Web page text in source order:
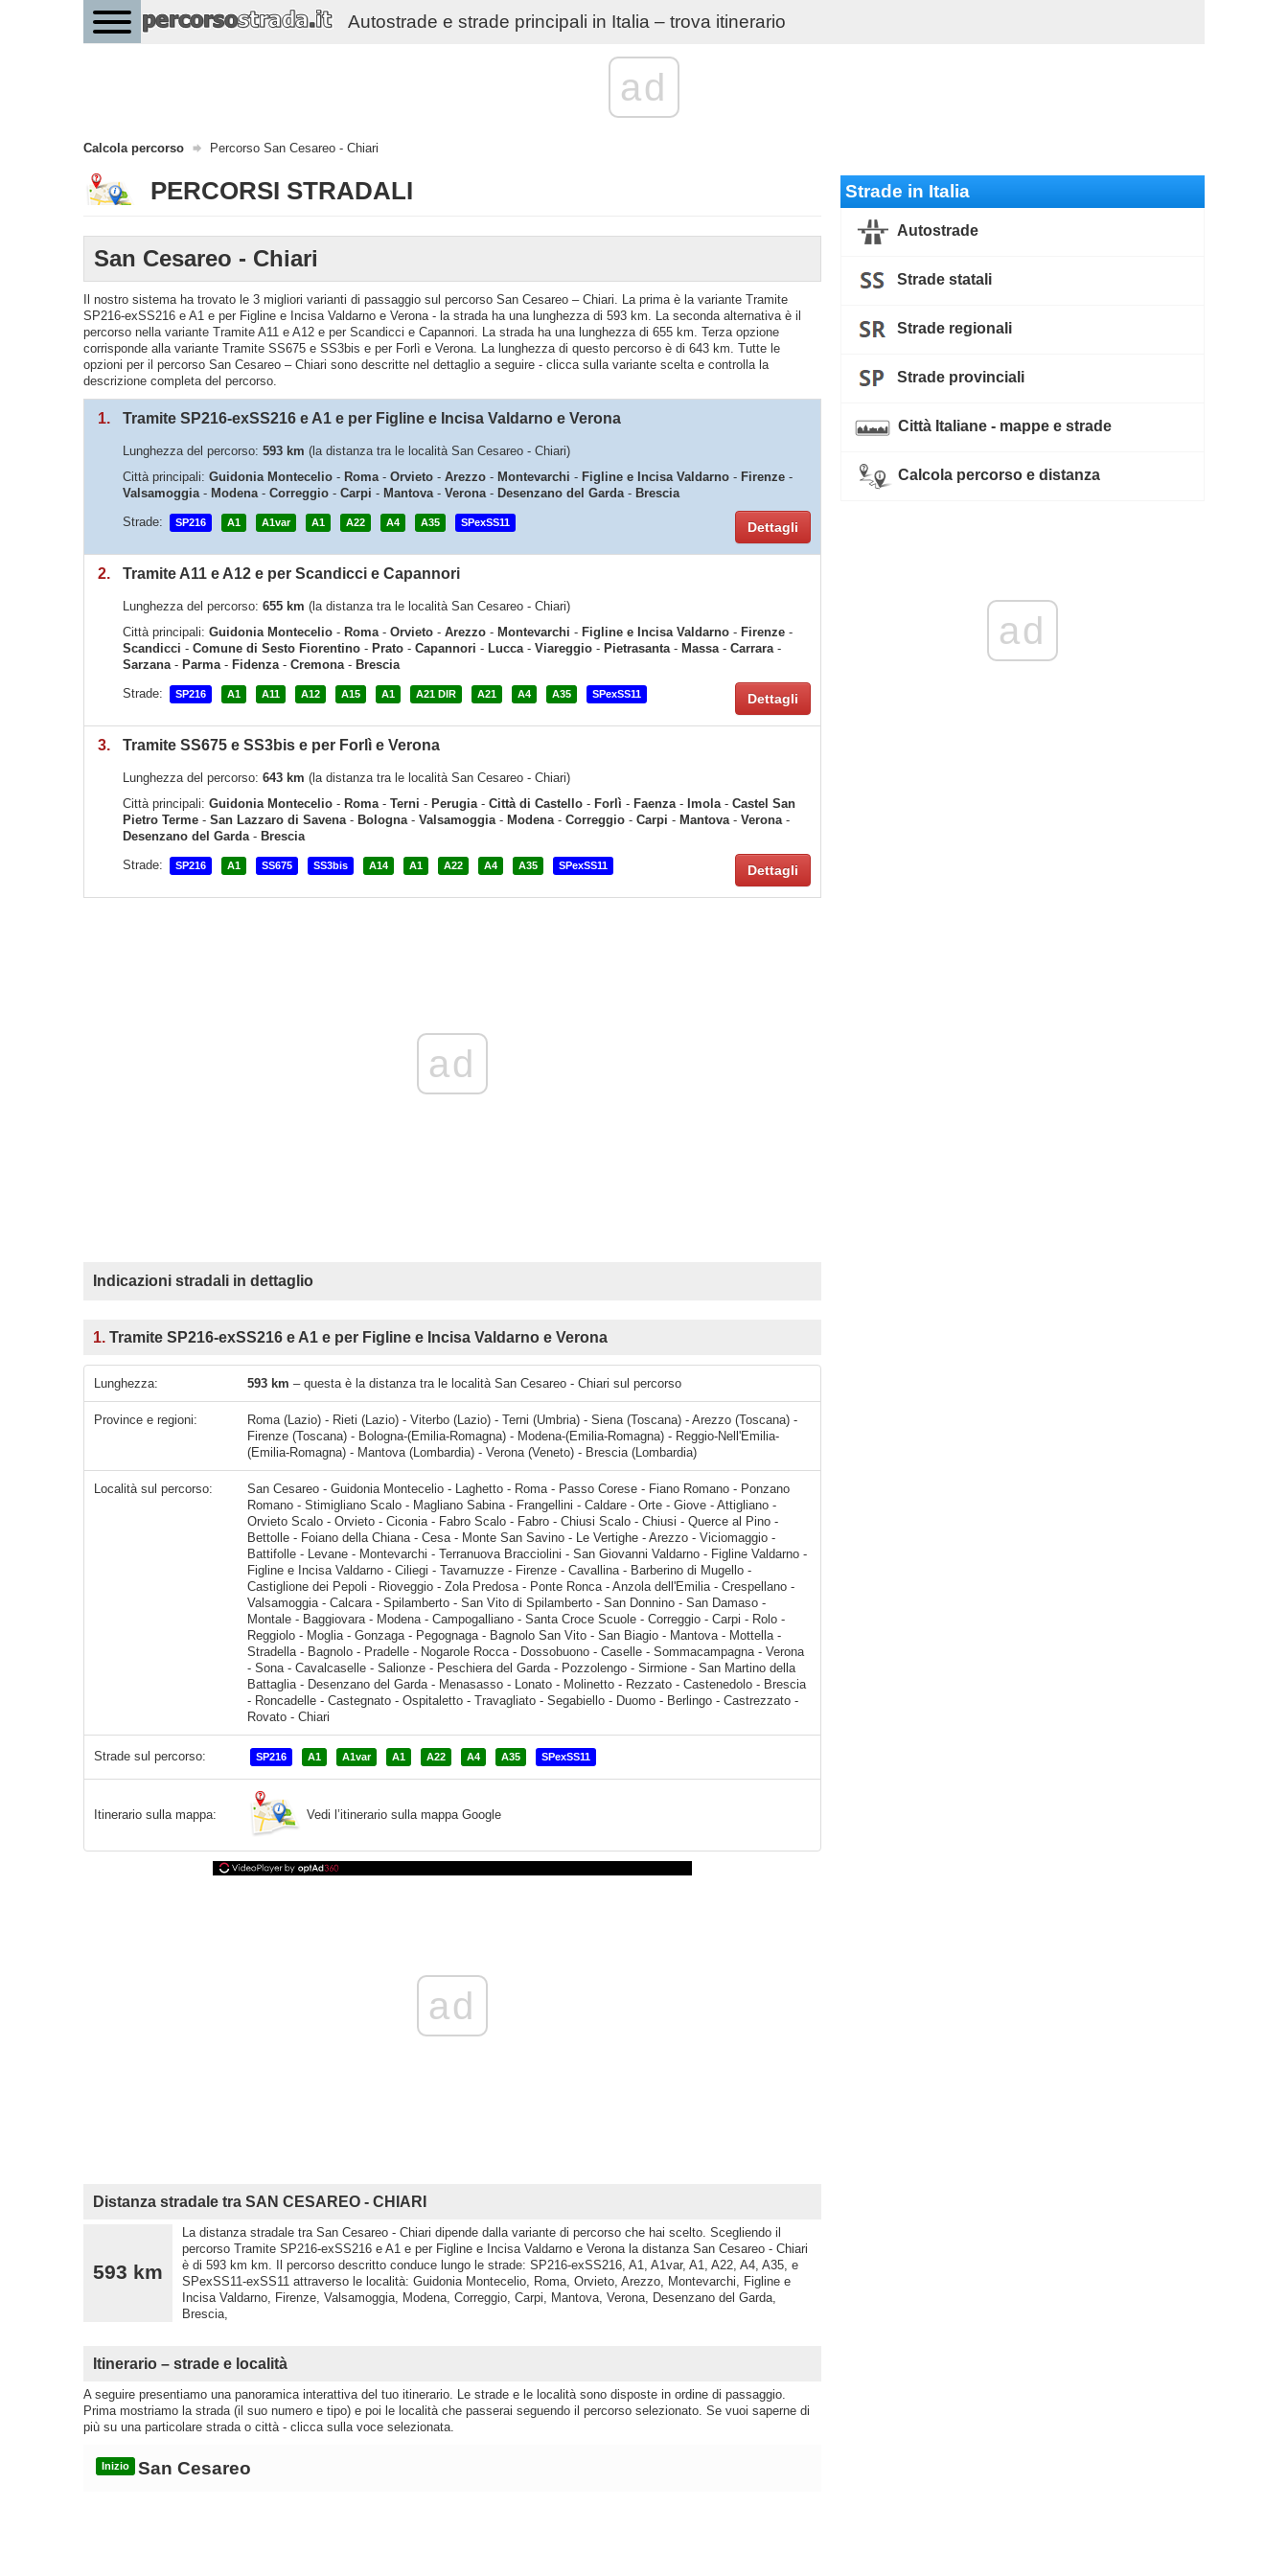
Autostrade e strade principali in Italia – trova itinerario
ad
Calcola percorso Percorso San Cesareo - Chiari
PERCORSI STRADALI
San Cesareo - Chiari
Il nostro sistema ha trovato le 3 migliori varianti di passaggio sul percorso San Cesareo – Chiari. La prima è la variante Tramite
SP216-exSS216 e A1 e per Figline e Incisa Valdarno e Verona - la strada ha una lunghezza di 593 km. La seconda alternativa è il
percorso nella variante Tramite A11 e A12 e per Scandicci e Capannori. La strada ha una lunghezza di 655 km. Terza opzione
corrisponde alla variante Tramite SS675 e SS3bis e per Forlì e Verona. La lunghezza di questo percorso è di 643 km. Tutte le
opzioni per il percorso San Cesareo – Chiari sono descritte nel dettaglio a seguire - clicca sulla variante scelta e controlla la
descrizione completa del percorso.
1. Tramite SP216-exSS216 e A1 e per Figline e Incisa Valdarno e Verona
Lunghezza del percorso: 593 km (la distanza tra le località San Cesareo - Chiari)
Città principali: Guidonia Montecelio - Roma- Orvieto - Arezzo - Montevarchi - Figline e Incisa Valdarno - Firenze -
Valsamoggia- Modena- Correggio - Carpi - Mantova- Verona- Desenzano del Garda- Brescia
Strade:
SP216 A1 A1var A1 A22 A4 A35 SPexSS11 Dettagli
2. Tramite A11 e A12 e per Scandicci e Capannori
Lunghezza del percorso: 655 km (la distanza tra le località San Cesareo - Chiari)
Città principali: Guidonia Montecelio - Roma- Orvieto - Arezzo - Montevarchi - Figline e Incisa Valdarno - Firenze -
Scandicci - Comune di Sesto Fiorentino - Prato - Capannori - Lucca- Viareggio - Pietrasanta- Massa- Carrara-
Sarzana- Parma- Fidenza- Cremona- Brescia
Strade:
SP216 A1 A11 A12 A15 A1 A21 DIR A21 A4 A35 SPexSS11 Dettagli
3. Tramite SS675 e SS3bis e per Forlì e Verona
Lunghezza del percorso: 643 km (la distanza tra le località San Cesareo - Chiari)
Città principali: Guidonia Montecelio - Roma- Terni - Perugia- Città di Castello - Forlì - Faenza- Imola- Castel San
Pietro Terme - San Lazzaro di Savena- Bologna- Valsamoggia- Modena- Correggio - Carpi - Mantova- Verona-
Desenzano del Garda- Brescia
Strade:
SP216 A1 SS675 SS3bis A14 A1 A22 A4 A35 SPexSS11 Dettagli
ad
Indicazioni stradali in dettaglio
1. Tramite SP216-exSS216 e A1 e per Figline e Incisa Valdarno e Verona
Lunghezza: 593 km – questa è la distanza tra le località San Cesareo - Chiari sul percorso
Province e regioni:
Roma (Lazio) - Rieti (Lazio) - Viterbo (Lazio) - Terni (Umbria) - Siena (Toscana) - Arezzo (Toscana) -
Firenze (Toscana) - Bologna-(Emilia-Romagna) - Modena-(Emilia-Romagna) - Reggio-Nell'Emilia-
(Emilia-Romagna) - Mantova (Lombardia) - Verona (Veneto) - Brescia (Lombardia)
Località sul percorso: San Cesareo - Guidonia Montecelio - Laghetto - Roma - Passo Corese - Fiano Romano - Ponzano Romano - Stimigliano Scalo - Magliano Sabina - Frangellini - Caldare - Orte - Giove - Attigliano - Orvieto Scalo - Orvieto - Ciconia - Fabro Scalo - Fabro - Chiusi Scalo - Chiusi - Querce al Pino - Bettolle - Foiano della Chiana - Cesa - Monte San Savino - Le Vertighe - Arezzo - Viciomaggio - Battifolle - Levane - Montevarchi - Terranuova Bracciolini - San Giovanni Valdarno - Figline Valdarno - Figline e Incisa Valdarno - Ciliegi - Tavarnuzze
Strade sul percorso: SP216 A1 A1var A1 A22 A4 A35 SPexSS11
Itinerario sulla mappa: Vedi l’itinerario sulla mappa Google
ad
Distanza stradale tra SAN CESAREO - CHIARI
593 km
La distanza stradale tra San Cesareo - Chiari dipende dalla variante di percorso che hai scelto. Scegliendo il
percorso Tramite SP216-exSS216 e A1 e per Figline e Incisa Valdarno e Verona la distanza San Cesareo - Chiari
è di 593 km km. Il percorso descritto conduce lungo le strade: SP216-exSS216, A1, A1var, A1, A22, A4, A35, e
SPexSS11-exSS11 attraverso le località: Guidonia Montecelio, Roma, Orvieto, Arezzo, Montevarchi, Figline e
Incisa Valdarno, Firenze, Valsamoggia, Modena, Correggio, Carpi, Mantova, Verona, Desenzano del Garda,
Brescia,
Itinerario – strade e località
A seguire presentiamo una panoramica interattiva del tuo itinerario. Le strade e le località sono disposte in ordine di passaggio.
Prima mostriamo la strada (il suo numero e tipo) e poi le località che passerai seguendo il percorso selezionato. Se vuoi saperne di
più su una particolare strada o città - clicca sulla voce selezionata.
Inizio San Cesareo
Strade in Italia
Autostrade
Strade statali
Strade regionali
Strade provinciali
Città Italiane - mappe e strade
Calcola percorso e distanza
ad